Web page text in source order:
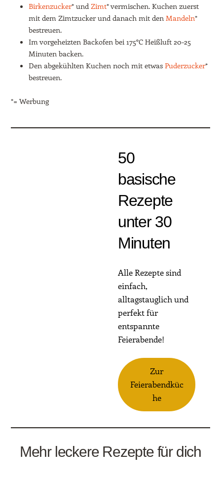
Birkenzucker* und Zimt* vermischen. Kuchen zuerst
mit dem Zimtzucker und danach mit den Mandeln*
bestreuen.
Im vorgeheizten Backofen bei 175°C Heißluft 20-25
Minuten backen.
Den abgekühlten Kuchen noch mit etwas Puderzucker*
bestreuen.
*= Werbung
50
basische
Rezepte
unter 30
Minuten
Alle Rezepte sind
einfach,
alltagstauglich und
perfekt für
entspannte
Feierabende!
Zur
Feierabendküc
he
Mehr leckere Rezepte für dich